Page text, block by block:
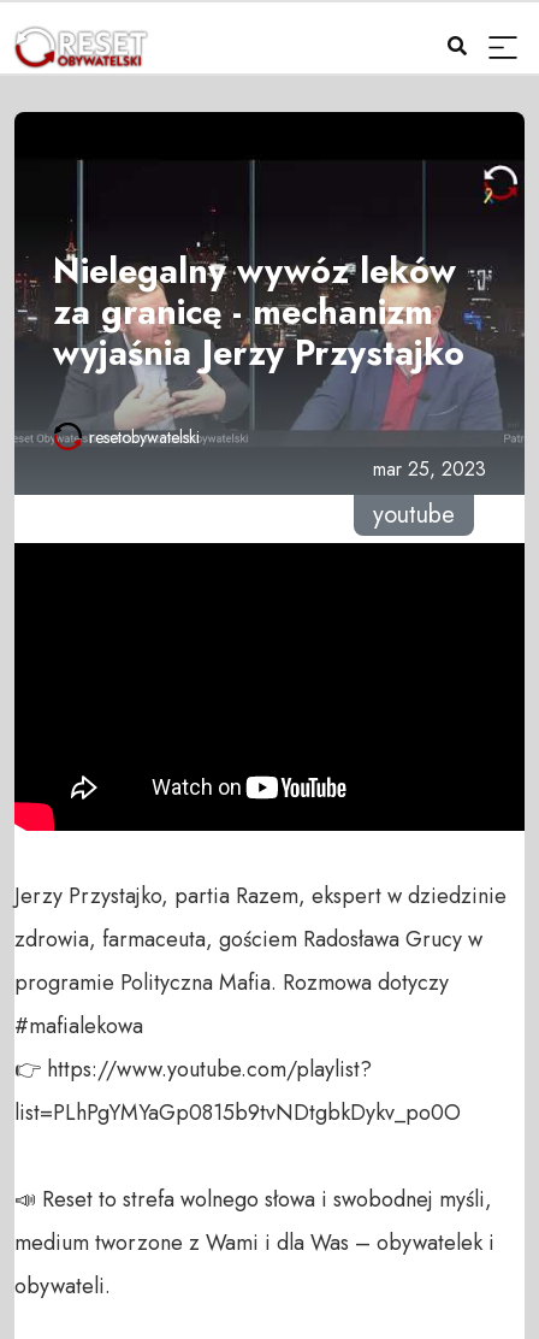
Nielegalny wywóz leków
za granicę - mechanizm
wyjaśnia Jerzy Przystajko
resetobywatelski
mar 25, 2023
youtube
Jerzy Przystajko, partia Razem, ekspert w dziedzinie
zdrowia, farmaceuta, gościem Radosława Grucy w
programie Polityczna Mafia. Rozmowa dotyczy
#mafialekowa
👉 https://www.youtube.com/playlist?
list=PLhPgYMYaGp0815b9tvNDtgbkDykv_po0O
📣 Reset to strefa wolnego słowa i swobodnej myśli,
medium tworzone z Wami i dla Was – obywatelek i
obywateli.